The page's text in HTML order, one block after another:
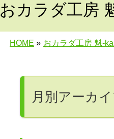
おカラダ工房
HOME » おカラダ工房 魁-
月別アーカ